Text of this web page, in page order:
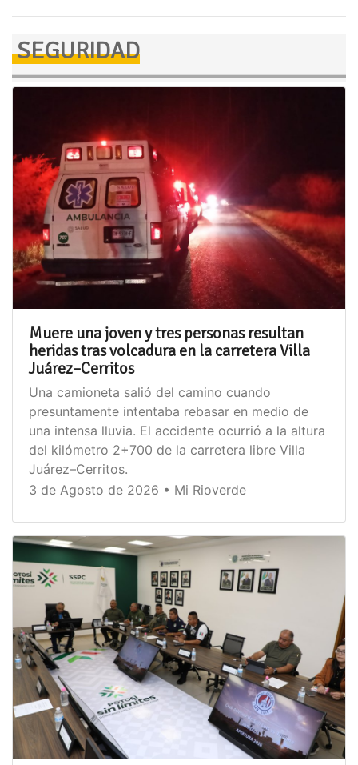
SEGURIDAD
Muere una joven y tres personas resultan
heridas tras volcadura en la carretera Villa
Juárez–Cerritos
Una camioneta salió del camino cuando
presuntamente intentaba rebasar en medio de
una intensa lluvia. El accidente ocurrió a la altura
del kilómetro 2+700 de la carretera libre Villa
Juárez–Cerritos.
3 de Agosto de 2026 • Mi Rioverde